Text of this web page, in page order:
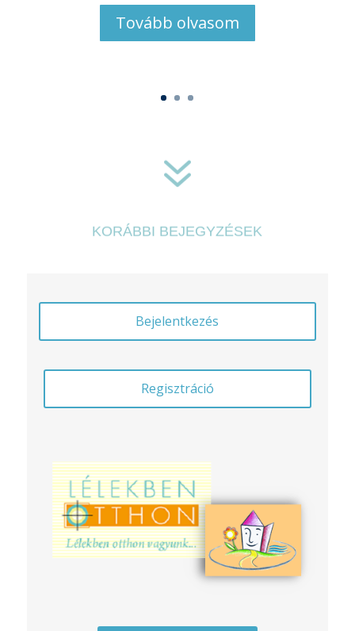
Tovább olvasom
7
KORÁBBI BEJEGYZÉSEK
Bejelentkezés
Regisztráció